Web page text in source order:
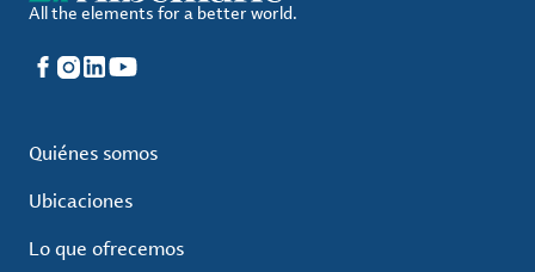
All the elements for a better world.
Facebook
Instagram
LinkedIn
YouTube
Quiénes somos
Ubicaciones
Lo que ofrecemos